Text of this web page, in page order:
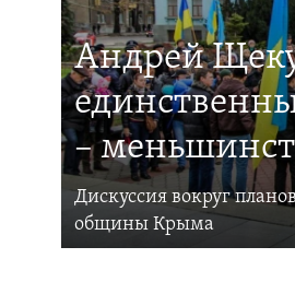
Андрей
–
Дискуссия вокруг
общины Крыма